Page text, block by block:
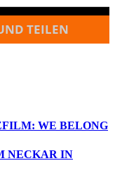
TEILEN
WE BELONG
NECKAR IN